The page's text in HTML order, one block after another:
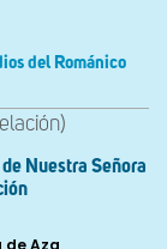
del Románico
de Nuestra Señora
de Aza